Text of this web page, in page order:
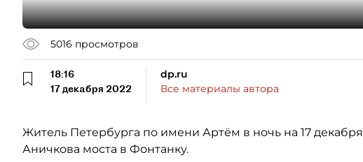
5016 просмотров
18:16
17 декабря 2022
dp.ru
Все материалы автора
Житель Петербурга по имени Артём в ночь на 17
Аничкова моста в Фонтанку.